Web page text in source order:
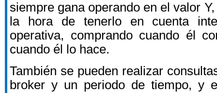
siempre gana operando en el valor
la hora de tenerlo en cuenta
operativa, comprando cuando él
cuando él lo hace.
También se pueden realizar
broker y un periodo de tiempo, y